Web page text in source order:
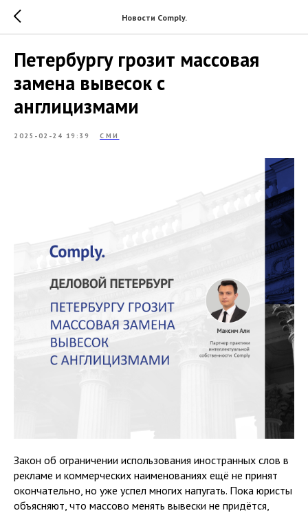
Новости Comply.
Петербургу грозит массовая
замена вывесок с
англицизмами
2025-02-24 19:39 СМИ
Закон об ограничении использования иностранных слов в
рекламе и коммерческих наименованиях ещё не принят
окончательно, но уже успел многих напугать. Пока юристы
объясняют, что массово менять вывески не придётся,